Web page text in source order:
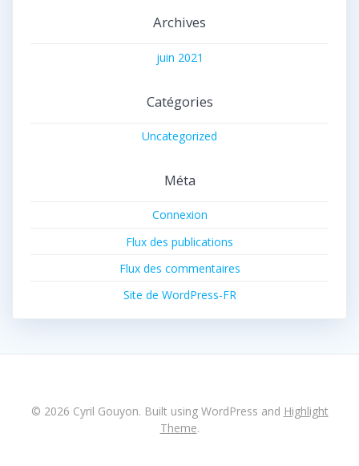
Archives
juin 2021
Catégories
Uncategorized
Méta
Connexion
Flux des publications
Flux des commentaires
Site de WordPress-FR
© 2026 Cyril Gouyon. Built using WordPress and Highlight
Theme.